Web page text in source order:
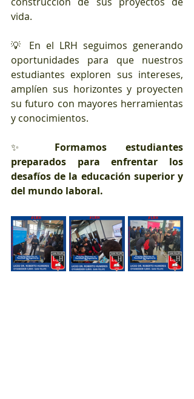
vida.
💡 En el LRH seguimos generando
oportunidades para que nuestros
estudiantes exploren sus intereses,
amplíen sus horizontes y proyecten
su futuro con mayores herramientas
y conocimientos.
✨ Formamos estudiantes
preparados para enfrentar los
desafíos de la educación superior y
del mundo laboral.